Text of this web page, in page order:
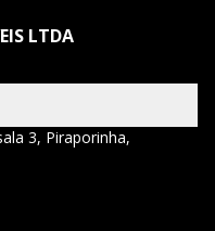
LTDA
3, Piraporinha,